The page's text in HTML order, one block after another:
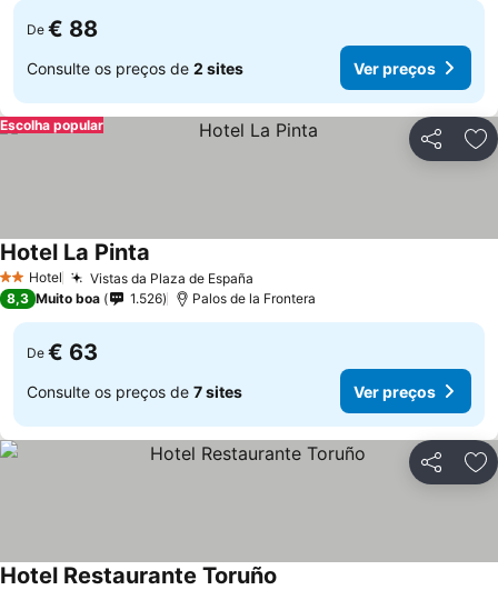
De € 88
Consulte os preços de 2 sites Ver preços
Partilhar
Escolha popular
2 Estrelas
Hotel Vistas da Plaza de España
Hotel La Pinta
8,3 Muito boa 1.526 Palos de la Frontera
De € 63
Consulte os preços de 7 sites Ver preços
Partilhar
Hotel Restaurante Toruño